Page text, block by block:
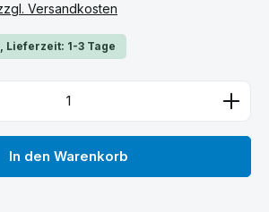
Versandkosten
Lieferzeit: 1-3 Tage
Gib den gewünschten Wert ein
In den Warenkorb